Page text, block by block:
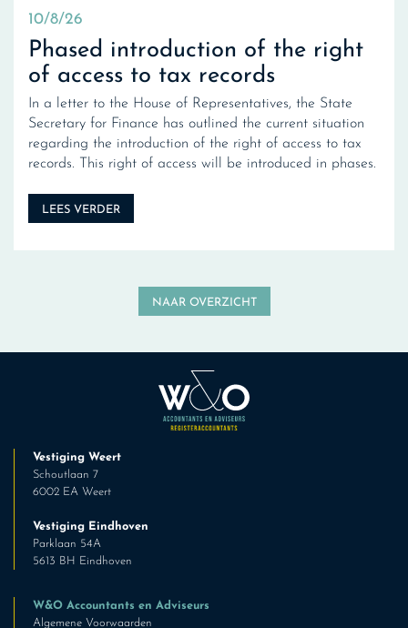
10/8/26
Phased introduction of the right
of access to tax records
In a letter to the House of Representatives, the State
Secretary for Finance has outlined the current situation
regarding the introduction of the right of access to tax
records. This right of access will be introduced in phases.
LEES VERDER
NAAR OVERZICHT
Vestiging Weert
Schoutlaan 7
6002 EA Weert
Vestiging Eindhoven
Parklaan 54A
5613 BH Eindhoven
W&O Accountants en Adviseurs
Algemene Voorwaarden